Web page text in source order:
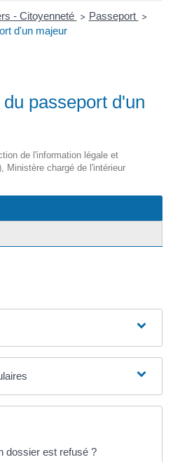
- Citoyenneté > Passeport >
d'un majeur
passeport d'un
de l'information légale et
Ministère chargé de l'intérieur
dossier est refusé ?